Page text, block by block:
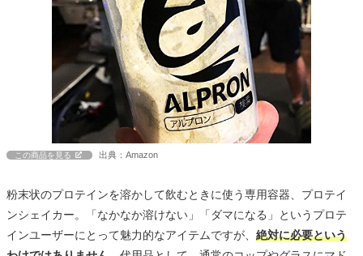
この商品を見る 出典：Amazon
粉末状のプロテインを溶かして飲むときに使う専用容器、プロテイ
ンシェイカー。「なかなか溶けない」「ダマになる」というプロテ
インユーザーにとって魅力的なアイテムですが、 絶対に必要という